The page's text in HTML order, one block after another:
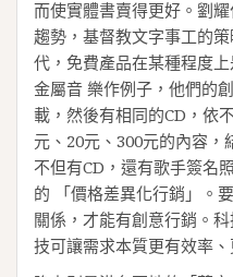
而使實體書賣得更好。劉
趨勢，基督教文字事工的
代，免費產品在某種程度
金屬音 樂作例子，他們的
載，然後有相同的CD，依
元、20元、300元的內容
不但有CD，還有歌手簽名
的 「價格差異化行銷」。
關係，才能有創意行銷。
技可讓需求本質更有效率